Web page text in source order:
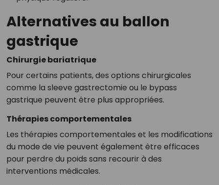
Alternatives au ballon
gastrique
Chirurgie bariatrique
Pour certains patients, des options chirurgicales
comme la sleeve gastrectomie ou le bypass
gastrique peuvent être plus appropriées.
Thérapies comportementales
Les thérapies comportementales et les modifications
du mode de vie peuvent également être efficaces
pour perdre du poids sans recourir à des
interventions médicales.